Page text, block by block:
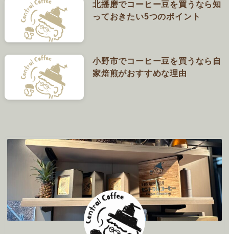
北播磨でコーヒー豆を買うなら知
っておきたい5つのポイント
小野市でコーヒー豆を買うなら自
家焙煎がおすすめな理由